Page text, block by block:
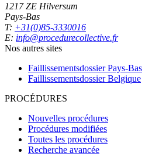
1217 ZE Hilversum
Pays-Bas
T: +31(0)85-3330016
E: info@procedurecollective.fr
Nos autres sites
Faillissementsdossier Pays-Bas
Faillissementsdossier Belgique
PROCÉDURES
Nouvelles procédures
Procédures modifiées
Toutes les procédures
Recherche avancée